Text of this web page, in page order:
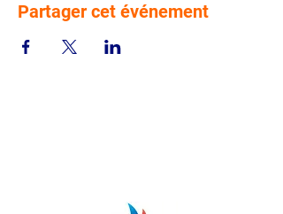
Partager cet événement